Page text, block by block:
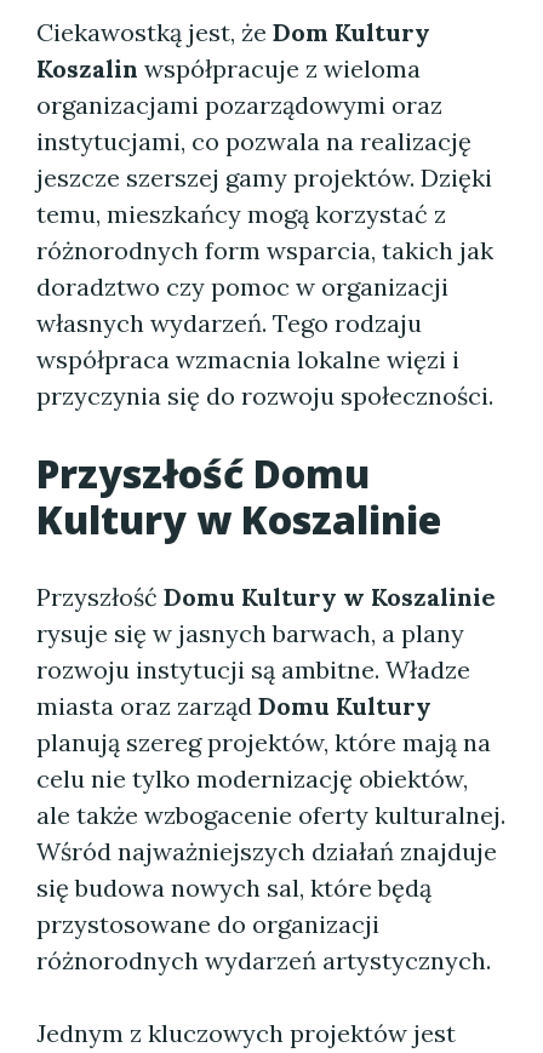
Ciekawostką jest, że Dom Kultury
Koszalin współpracuje z wieloma
organizacjami pozarządowymi oraz
instytucjami, co pozwala na realizację
jeszcze szerszej gamy projektów. Dzięki
temu, mieszkańcy mogą korzystać z
różnorodnych form wsparcia, takich jak
doradztwo czy pomoc w organizacji
własnych wydarzeń. Tego rodzaju
współpraca wzmacnia lokalne więzi i
przyczynia się do rozwoju społeczności.
Przyszłość Domu
Kultury w Koszalinie
Przyszłość Domu Kultury w Koszalinie
rysuje się w jasnych barwach, a plany
rozwoju instytucji są ambitne. Władze
miasta oraz zarząd Domu Kultury
planują szereg projektów, które mają na
celu nie tylko modernizację obiektów,
ale także wzbogacenie oferty kulturalnej.
Wśród najważniejszych działań znajduje
się budowa nowych sal, które będą
przystosowane do organizacji
różnorodnych wydarzeń artystycznych.
Jednym z kluczowych projektów jest